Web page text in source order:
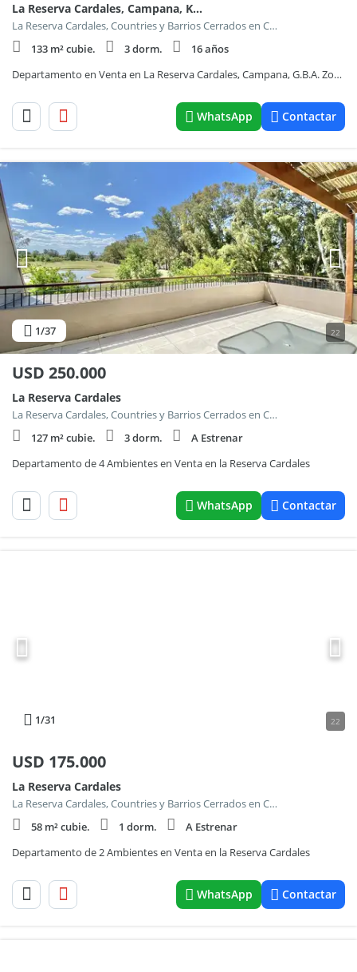
La Reserva Cardales, Campana, Km 0
La Reserva Cardales, Countries y Barrios Cerrados en Campana
133 m² cubie.
3 dorm.
16 años
Departamento en Venta en La Reserva Cardales, Campana, G.B.A. Zona Norte
WhatsApp Contactar
1/37 22
USD 250.000
La Reserva Cardales
La Reserva Cardales, Countries y Barrios Cerrados en Campana
127 m² cubie.
3 dorm.
A Estrenar
Departamento de 4 Ambientes en Venta en la Reserva Cardales
WhatsApp Contactar
1/31 22
USD 175.000
La Reserva Cardales
La Reserva Cardales, Countries y Barrios Cerrados en Campana
58 m² cubie.
1 dorm.
A Estrenar
Departamento de 2 Ambientes en Venta en la Reserva Cardales
WhatsApp Contactar